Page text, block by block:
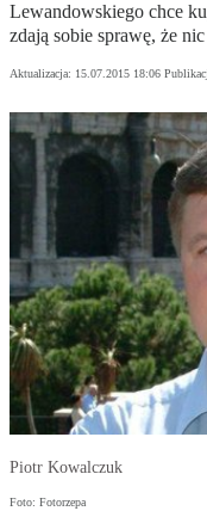
Lewandowskiego chce
zdają sobie sprawę, że
Aktualizacja: 15.07.2015 18:06
Piotr Kowalczuk
Foto: Fotorzepa